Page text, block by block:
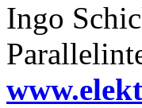
Ingo